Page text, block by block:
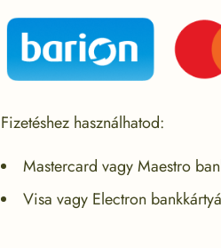
Fizetéshez használhatod:
Mastercard vagy Maestro
Visa vagy Electron